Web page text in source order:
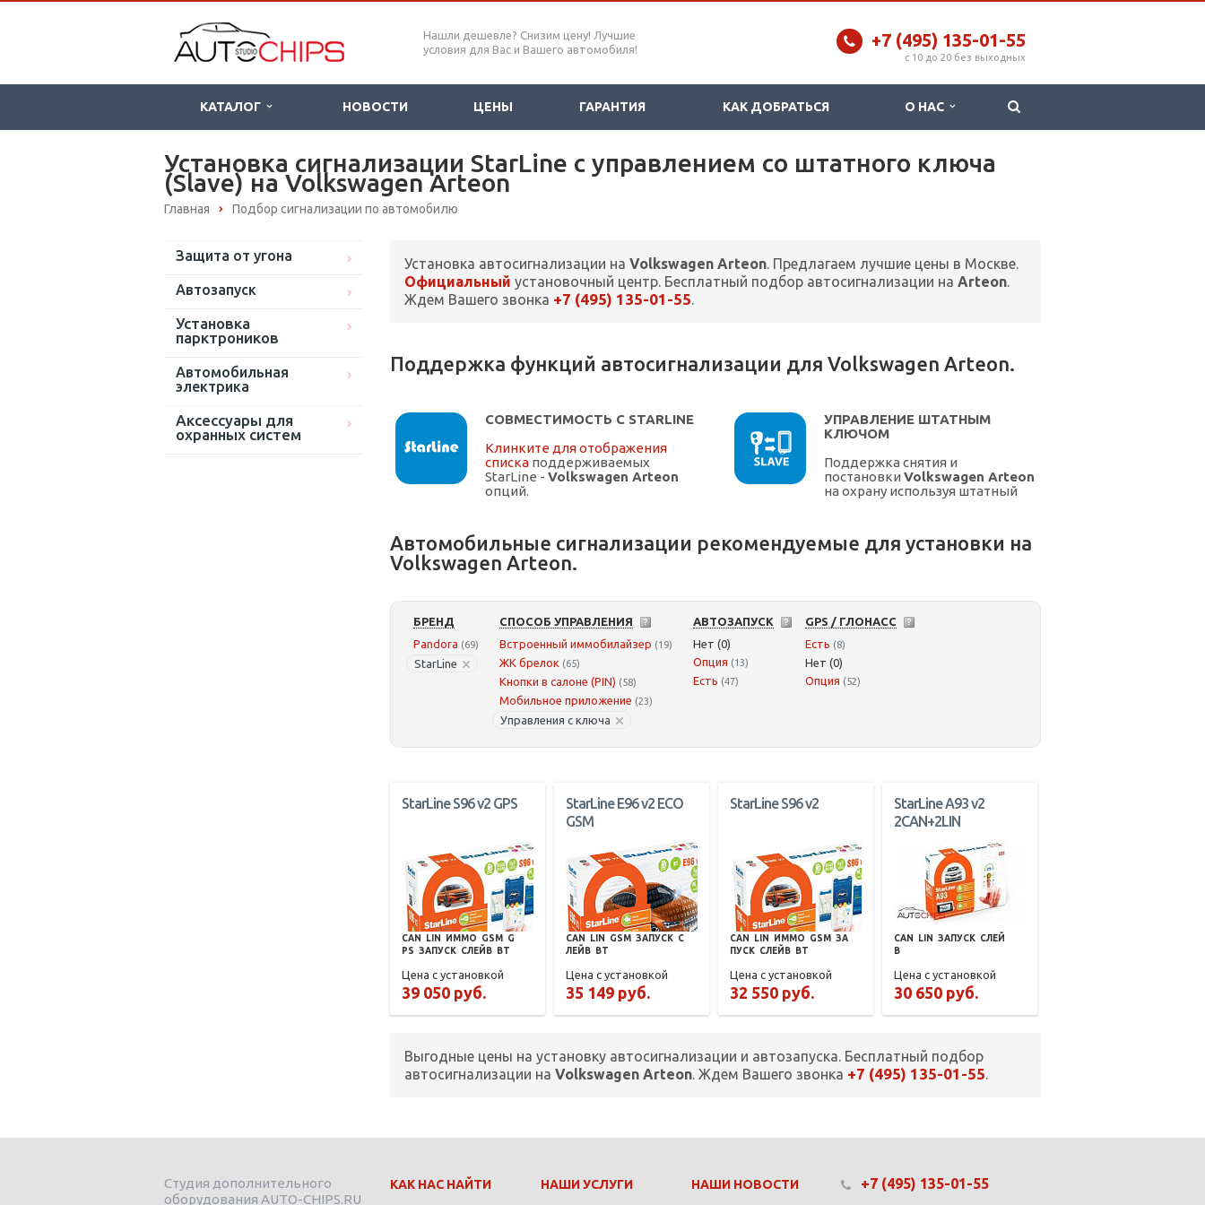
Нашли дешевле? Снизим цену! Лучшие
условия для Вас и Вашего автомобиля!
+7 (495) 135-01-55
c 10 до 20 без выходных
КАТАЛОГ НОВОСТИ ЦЕНЫ ГАРАНТИЯ КАК ДОБРАТЬСЯ О НАС
Установка сигнализации StarLine с управлением со штатного ключа
(Slave) на Volkswagen Arteon
Главная Подбор сигнализации по автомобилю
Защита от угона
Автозапуск
Установка
парктроников
Автомобильная
электрика
Аксессуары для
охранных систем
Установка автосигнализации на Volkswagen Arteon. Предлагаем лучшие цены в Москве.
Официальный установочный центр. Бесплатный подбор автосигнализации на Arteon.
Ждем Вашего звонка +7 (495) 135-01-55.
Поддержка функций автосигнализации для Volkswagen Arteon.
СОВМЕСТИМОСТЬ С STARLINE
Клинките для отображения
списка поддерживаемых
StarLine - Volkswagen Arteon
опций.
УПРАВЛЕНИЕ ШТАТНЫМ
КЛЮЧОМ
Поддержка снятия и
постановки Volkswagen Arteon
на охрану используя штатный
Автомобильные сигнализации рекомендуемые для установки на
Volkswagen Arteon.
БРЕНД
Pandora (69)
StarLine
СПОСОБ УПРАВЛЕНИЯ
Встроенный иммобилайзер (19)
ЖК брелок (65)
Кнопки в салоне (PIN) (58)
Мобильное приложение (23)
Управления с ключа
АВТОЗАПУСК
Нет (0)
Опция (13)
Есть (47)
GPS / ГЛОНАСС
Есть (8)
Нет (0)
Опция (52)
StarLine S96 v2 GPS
CAN LIN ИММО GSM G
PS ЗАПУСК СЛЕЙВ BT
Цена с установкой
39 050 руб.
StarLine E96 v2 ECO
GSM
CAN LIN GSM ЗАПУСК С
ЛЕЙВ
BT
Цена с установкой
35 149 руб.
StarLine S96 v2
CAN LIN ИММО GSM ЗА
ПУСК СЛЕЙВ BT
Цена с установкой
32 550 руб.
StarLine A93 v2
2CAN+2LIN
CAN LIN ЗАПУСК СЛЕЙ
В
Цена с установкой
30 650 руб.
Выгодные цены на установку автосигнализации и автозапуска. Бесплатный подбор
автосигнализации на Volkswagen Arteon. Ждем Вашего звонка +7 (495) 135-01-55.
Студия дополнительного
оборудования AUTO-CHIPS.RU
КАК НАС НАЙТИ НАШИ УСЛУГИ НАШИ НОВОСТИ +7 (495) 135-01-55